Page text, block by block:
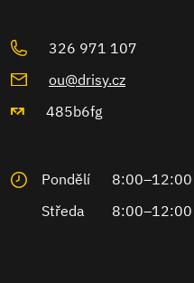
326 971 107
ou@drisy.cz
485b6fg
Pondělí 8:00–12:00
Středa
8:00–12:00